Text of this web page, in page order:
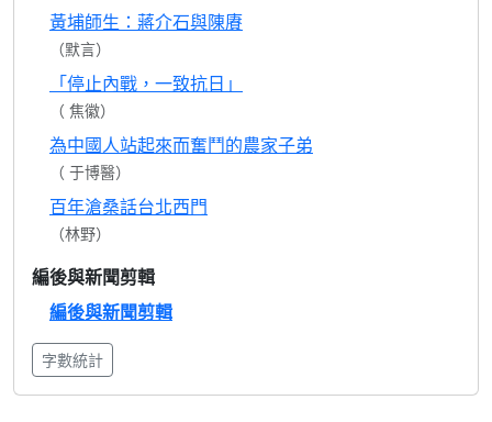
黃埔師生：蔣介石與陳賡
（默言）
「停止內戰，一致抗日」
（ 焦徽）
為中國人站起來而奮鬥的農家子弟
（ 于博醫）
百年滄桑話台北西門
（林野）
編後與新聞剪輯
編後與新聞剪輯
字數統計